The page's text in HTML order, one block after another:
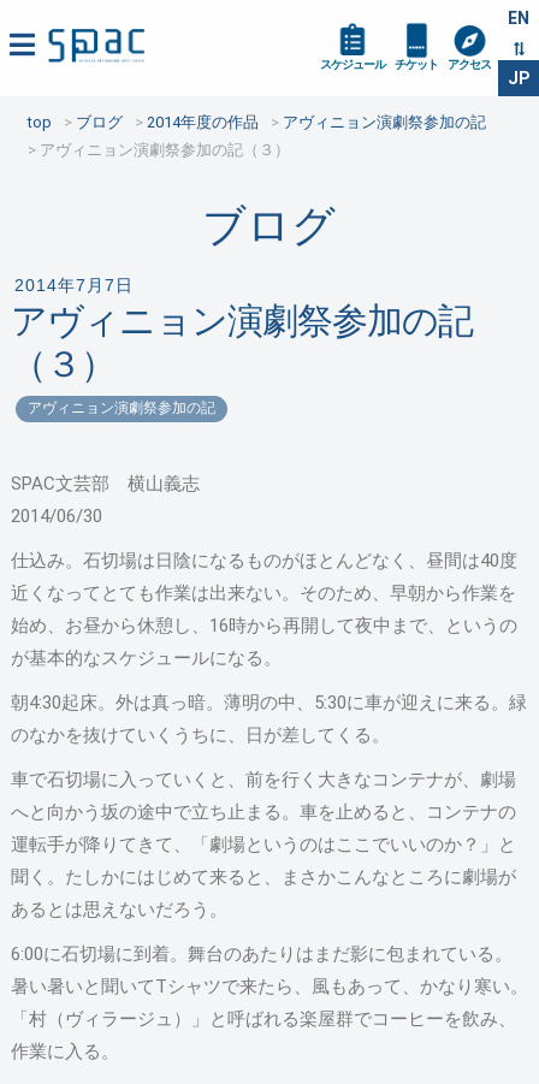
EN
JP
スケジュール チケット アクセス
top ブログ 2014年度の作品
アヴィニョン演劇祭参加の記
アヴィニョン演劇祭参加の記（３）
ブログ
2014年7月7日
アヴィニョン演劇祭参加の記
（３）
アヴィニョン演劇祭参加の記
SPAC文芸部 横山義志
2014/06/30
仕込み。石切場は日陰になるものがほとんどなく、昼間は40度
近くなってとても作業は出来ない。そのため、早朝から作業を
始め、お昼から休憩し、16時から再開して夜中まで、というの
が基本的なスケジュールになる。
朝4:30起床。外は真っ暗。薄明の中、5:30に車が迎えに来る。緑
のなかを抜けていくうちに、日が差してくる。
車で石切場に入っていくと、前を行く大きなコンテナが、劇場
へと向かう坂の途中で立ち止まる。車を止めると、コンテナの
運転手が降りてきて、「劇場というのはここでいいのか？」と
聞く。たしかにはじめて来ると、まさかこんなところに劇場が
あるとは思えないだろう。
6:00に石切場に到着。舞台のあたりはまだ影に包まれている。
暑い暑いと聞いてTシャツで来たら、風もあって、かなり寒い。
「村（ヴィラージュ）」と呼ばれる楽屋群でコーヒーを飲み、
作業に入る。